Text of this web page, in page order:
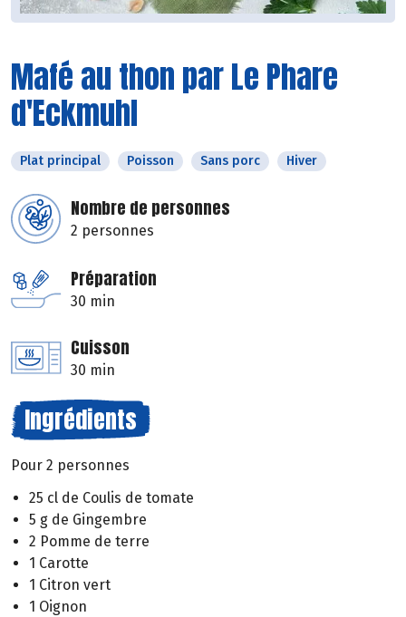
Mafé au thon par Le Phare
d'Eckmuhl
Plat principal Poisson Sans porc Hiver
Nombre de personnes
2 personnes
Préparation
30 min
Cuisson
30 min
Ingrédients
Pour 2 personnes
25 cl de Coulis de tomate
5 g de Gingembre
2 Pomme de terre
1 Carotte
1 Citron vert
1 Oignon